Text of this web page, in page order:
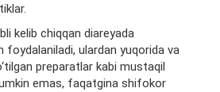
kelib chiqqan diareyada
foydalaniladi, ulardan yuqorida va
preparatlar kabi mustaqil
emas, faqatgina shifokor